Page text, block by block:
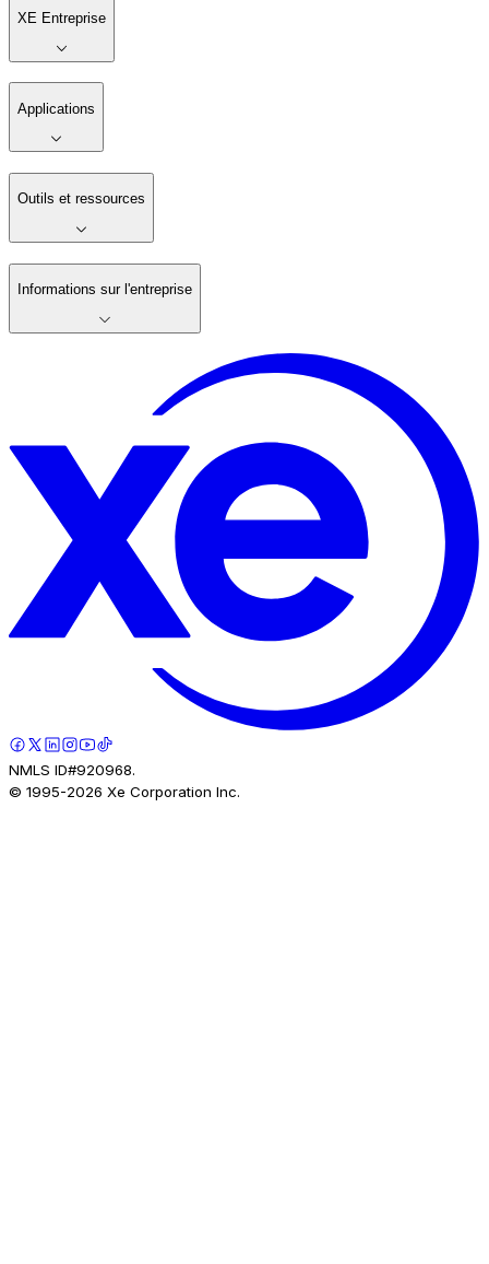
XE Entreprise
Applications
Outils et ressources
Informations sur l'entreprise
NMLS ID#920968.
© 1995-2026 Xe Corporation Inc.